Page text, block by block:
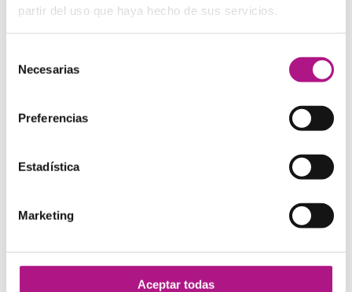
partir del uso que haya hecho de sus servicios.
Necesarias
Preferencias
Estadística
Marketing
Aceptar todas
Participa en grupos de conversación
Unirse a comunidades de aprendizaje de inglés puede ser
de gran ayuda si lo de hablar solo no te convence. Te
ofrecen motivación, mucho apoyo y numerosas